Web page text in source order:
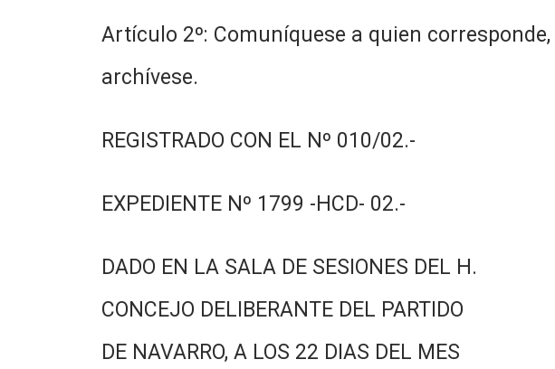
Artículo 2º: Comuníquese a quien
archívese.
REGISTRADO CON EL Nº 010/02.-
EXPEDIENTE Nº 1799 -HCD- 02.-
DADO EN LA SALA DE SESIONES DEL H.
CONCEJO DELIBERANTE DEL PARTIDO
DE NAVARRO, A LOS 22 DIAS DEL MES